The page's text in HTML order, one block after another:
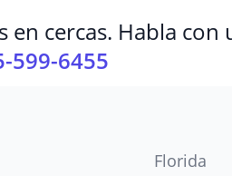
cercas. Habla
599-6455
Florida